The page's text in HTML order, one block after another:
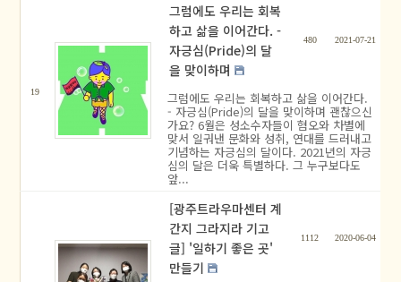
19
그럼에도 우리는 회복
하고 삶을 이어간다. -
자긍심(Pride)의 달
을 맞이하며
480 2021-07-21
그럼에도 우리는 회복하고 삶을 이어간다.
- 자긍심(Pride)의 달을 맞이하며 괜찮으신
가요? 6월은 성소수자들이 혐오와 차별에
맞서 일궈낸 문화와 성취, 연대를 드러내고
기념하는 자긍심의 달이다. 2021년의 자긍
심의 달은 더욱 특별하다. 그 누구보다도
앞...
[광주트라우마센터 계
간지 그라지라 기고
글] '일하기 좋은 곳'
만들기
1112 2020-06-04